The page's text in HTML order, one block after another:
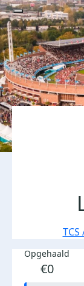
Opgehaald
€0